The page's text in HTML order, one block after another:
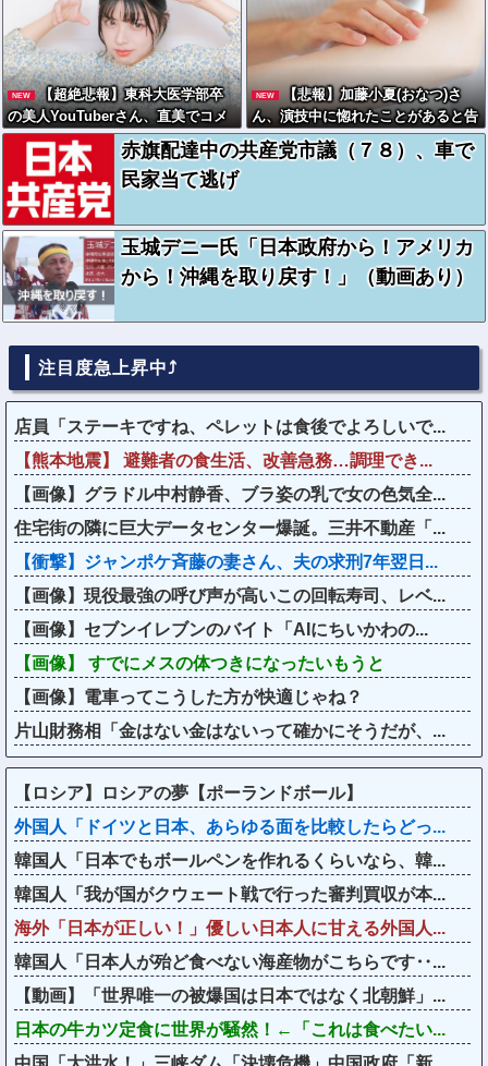
NEW
【超絶悲報】東科大医学部卒
の美人YouTuberさん、直美でコメ
ント欄が炎上してしまう…
NEW
【悲報】加藤小夏(おなつ)さ
ん、演技中に惚れたことがあると告
白wwwwww
赤旗配達中の共産党市議（７８）、車で
民家当て逃げ
玉城デニー氏「日本政府から！アメリカ
から！沖縄を取り戻す！」（動画あり）
注目度急上昇中⤴
店員「ステーキですね、ペレットは食後でよろしいで...
【熊本地震】 避難者の食生活、改善急務…調理でき...
【画像】グラドル中村静香、ブラ姿の乳で女の色気全...
住宅街の隣に巨大データセンター爆誕。三井不動産「...
【衝撃】ジャンポケ斉藤の妻さん、夫の求刑7年翌日...
【画像】現役最強の呼び声が高いこの回転寿司、レベ...
【画像】セブンイレブンのバイト「AIにちいかわの...
【画像】 すでにメスの体つきになったいもうと
【画像】電車ってこうした方が快適じゃね？
片山財務相「金はない金はないって確かにそうだが、...
【ロシア】ロシアの夢【ポーランドボール】
外国人「ドイツと日本、あらゆる面を比較したらどっ...
韓国人「日本でもボールペンを作れるくらいなら、韓...
韓国人「我が国がクウェート戦で行った審判買収が本...
海外「日本が正しい！」優しい日本人に甘える外国人...
韓国人「日本人が殆ど食べない海産物がこちらです‥...
【動画】「世界唯一の被爆国は日本ではなく北朝鮮」...
日本の牛カツ定食に世界が騒然！←「これは食べたい...